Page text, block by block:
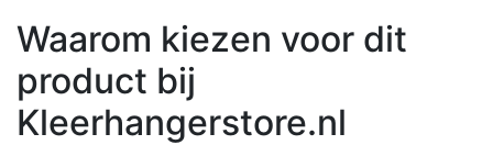
Waarom kiezen voor dit
product bij
Kleerhangerstore.nl